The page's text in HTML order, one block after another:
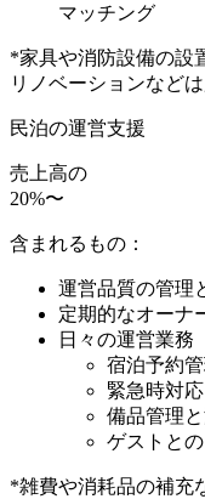
マッチング
*家具や消防設備の設
リノベーションなど
民泊の運営支援
売上高の
20%〜
含まれるもの：
運営品質の管理
定期的なオーナ
日々の運営業務
宿泊予約
緊急時対応
備品管理
ゲストと
*雑費や消耗品の補充